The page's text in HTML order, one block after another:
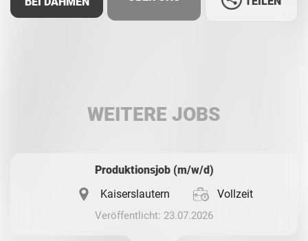
WEITERE JOBS
Produktionsjob (m/w/d)
Kaiserslautern
Vollzeit
Veröffentlicht: 23.07.2026